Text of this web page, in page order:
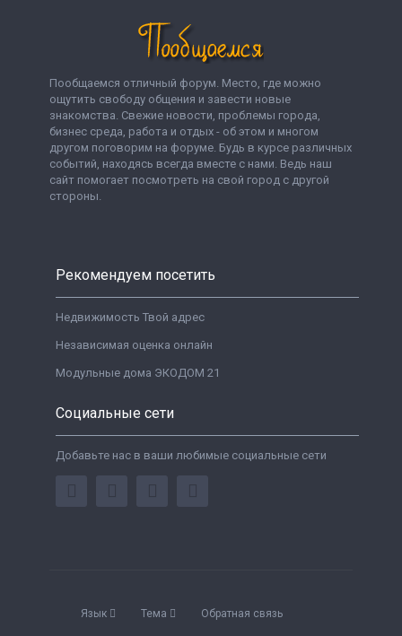
Пообщаемся отличный форум. Место, где можно
ощутить свободу общения и завести новые
знакомства. Свежие новости, проблемы города,
бизнес среда, работа и отдых - об этом и многом
другом поговорим на форуме. Будь в курсе различных
событий, находясь всегда вместе с нами. Ведь наш
сайт помогает посмотреть на свой город с другой
стороны.
Рекомендуем посетить
Недвижимость Твой адрес
Независимая оценка онлайн
Модульные дома ЭКОДОМ 21
Социальные сети
Добавьте нас в ваши любимые социальные сети
Язык Тема Обратная связь